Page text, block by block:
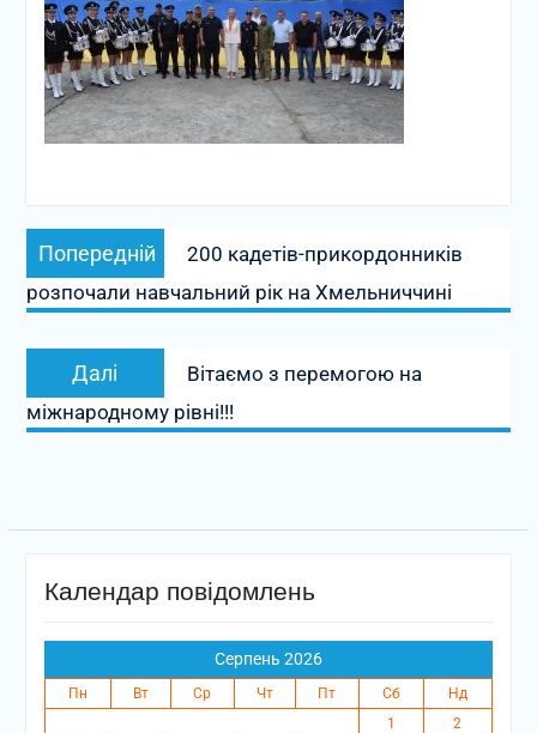
Навігація
записів
Попередній
Попередній
запис:
200 кадетів-прикордонників
розпочали навчальний рік на Хмельниччині
Далі
Наступний
запис:
Вітаємо з перемогою на
міжнародному рівні!!!
Календар повідомлень
Серпень 2026
Пн Вт Ср Чт Пт Сб
Нд
1
2